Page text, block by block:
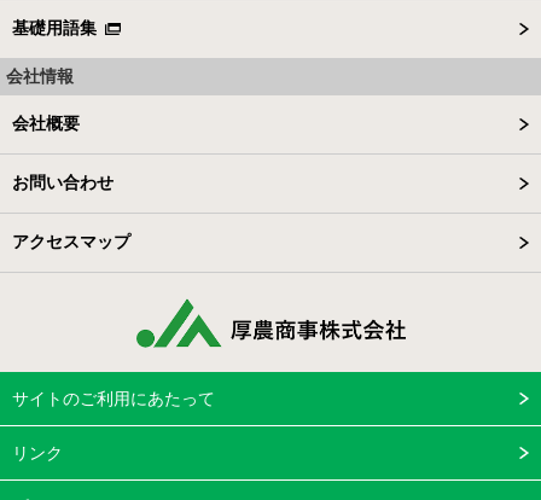
基礎用語集
会社情報
会社概要
お問い合わせ
アクセスマップ
サイトのご利用にあたって
リンク